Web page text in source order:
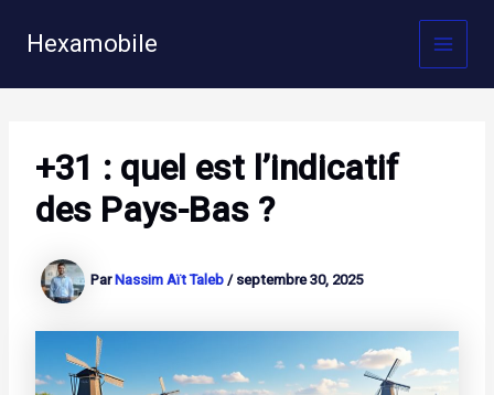
contenuHexamobile
+31 : quel est l’indicatif
des Pays-Bas ?
ParNassim Aït Taleb/septembre 30, 2025